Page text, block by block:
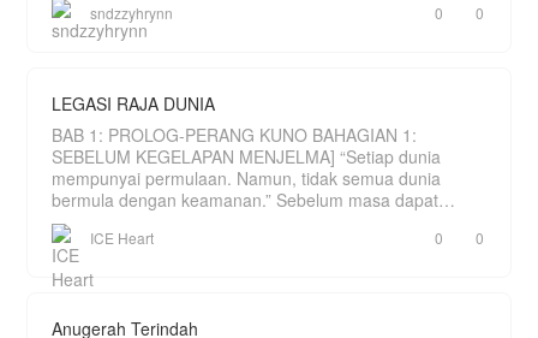
sndzzyhrynn 0 0
LEGASI RAJA DUNIA
BAB 1: PROLOG-PERANG KUNO BAHAGIAN 1:
SEBELUM KEGELAPAN MENJELMA] “Setiap dunia
mempunyai permulaan. Namun, tidak semua dunia
bermula dengan keamanan.” Sebelum masa dapat
dihitung, hanya wujud sebu
ICE Heart 0 0
Anugerah Terindah